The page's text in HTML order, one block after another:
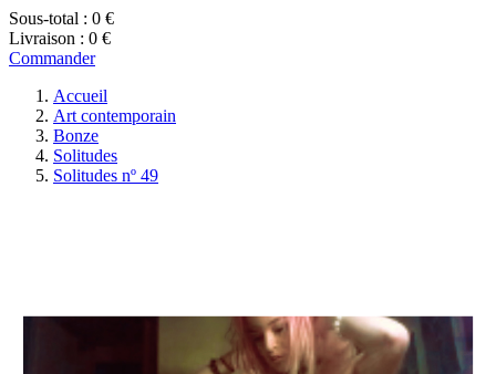
Sous-total : 0 €
Livraison : 0 €
Commander
Accueil
Art contemporain
Bonze
Solitudes
Solitudes nº 49